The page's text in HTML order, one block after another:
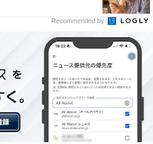
Recommended by